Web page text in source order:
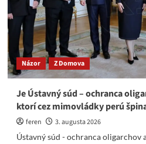
politický
subjekt
neexistovalo
Názor Z Domova
Je Ústavný súd – ochranca
ktorí cez mimovládky perú
feren
3. augusta 2026
Ústavný súd - ochranca oligarchov